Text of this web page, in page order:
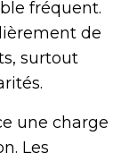
fréquent.
de
surtout
une charge
Les